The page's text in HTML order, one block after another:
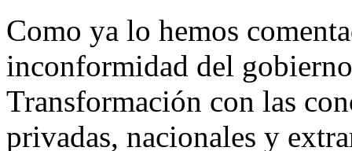
Como ya lo hemos
inconformidad del
Transformación con las
privadas, nacionales y